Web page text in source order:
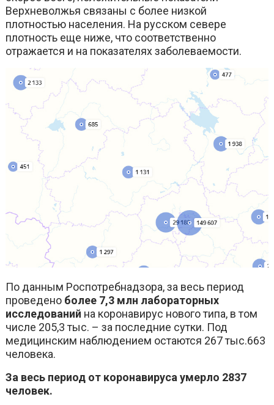
Верхневолжья связаны с более низкой
плотностью населения. На русском севере
плотность еще ниже, что соответственно
отражается и на показателях заболеваемости.
По данным Роспотребнадзора, за весь период
проведено более 7,3 млн лабораторных
исследований на коронавирус нового типа, в том
числе 205,3 тыс. – за последние сутки. Под
медицинским наблюдением остаются 267 тыс.663
человека.
За весь период от коронавируса умерло 2837
человек.